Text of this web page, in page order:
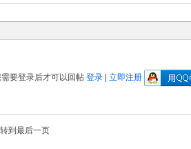
要登录后才可以回帖 登录| 立即注册
到最后一页